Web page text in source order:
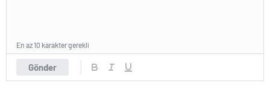
Gönder
En az 10 karakter gerekli